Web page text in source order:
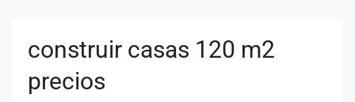
construir casas 120 m2
precios